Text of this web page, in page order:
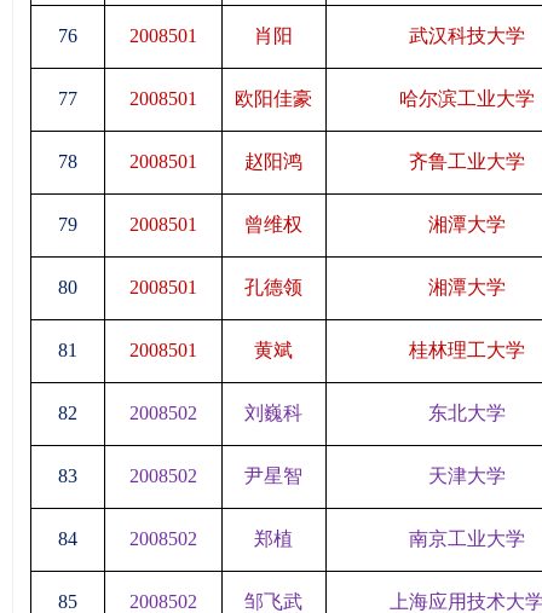
76 2008501 肖阳 武汉科技大学
77 2008501 欧阳佳豪 哈尔滨工业大学
78 2008501 赵阳鸿 齐鲁工业大学
79 2008501 曾维权 湘潭大学
80 2008501 孔德领 湘潭大学
81 2008501 黄斌 桂林理工大学
82 2008502 刘巍科 东北大学
83 2008502 尹星智 天津大学
84 2008502 郑植 南京工业大学
85 2008502 邹飞武 上海应用技术大